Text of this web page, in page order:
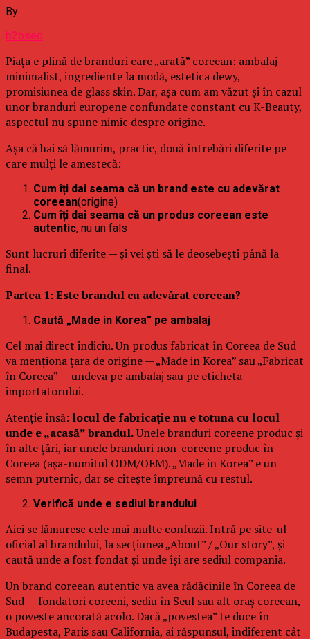
By
b2bseo
Piața e plină de branduri care „arată” coreean: ambalaj
minimalist, ingrediente la modă, estetica dewy,
promisiunea de glass skin. Dar, așa cum am văzut și în cazul
unor branduri europene confundate constant cu K-Beauty,
aspectul nu spune nimic despre origine.
Așa că hai să lămurim, practic, două întrebări diferite pe
care mulți le amestecă:
Cum îți dai seama că un brand este cu adevărat
coreean(origine)
Cum îți dai seama că un produs coreean este
autentic, nu un fals
Sunt lucruri diferite — și vei ști să le deosebești până la
final.
Partea 1: Este brandul cu adevărat coreean?
Caută „Made in Korea” pe ambalaj
Cel mai direct indiciu. Un produs fabricat în Coreea de Sud
va menționa țara de origine — „Made in Korea” sau „Fabricat
în Coreea” — undeva pe ambalaj sau pe eticheta
importatorului.
Atenție însă: locul de fabricație nu e totuna cu locul
unde e „acasă” brandul.Unele branduri coreene produc și
în alte țări, iar unele branduri non-coreene produc în
Coreea (așa-numitul ODM/OEM). „Made in Korea” e un
semn puternic, dar se citește împreună cu restul.
Verifică unde e sediul brandului
Aici se lămuresc cele mai multe confuzii. Intră pe site-ul
oficial al brandului, la secțiunea „About” / „Our story”, și
caută unde a fost fondat și unde își are sediul compania.
Un brand coreean autentic va avea rădăcinile în Coreea de
Sud — fondatori coreeni, sediu în Seul sau alt oraș coreean,
o poveste ancorată acolo. Dacă „povestea” te duce în
Budapesta, Paris sau California, ai răspunsul, indiferent cât